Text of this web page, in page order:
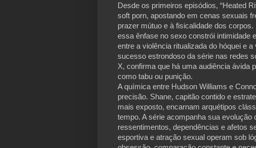
Desde os primeiros episódios, “Heated
soft porn, apostando em cenas sexuais
prazer mútuo e à fisicalidade dos
essa ênfase no sexo constrói intimidade
entre a violência ritualizada do hóquei e
sucesso estrondoso da série nas redes
X, confirma que há uma audiência ávida
como tabu ou punição.
A química entre Hudson Williams e
precisão. Shane, capitão contido e
mais exposto, encarnam arquétipos
tempo. A série acompanha sua
ressentimentos, dependências e afetos
esportiva e atração sexual operam sob